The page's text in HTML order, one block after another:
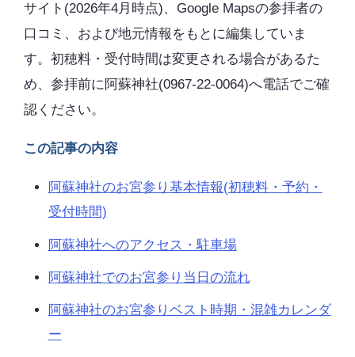
サイト(2026年4月時点)、Google Mapsの参拝者の
口コミ、および地元情報をもとに編集していま
す。初穂料・受付時間は変更される場合があるた
め、参拝前に阿蘇神社(0967-22-0064)へ電話でご確
認ください。
この記事の内容
阿蘇神社のお宮参り基本情報(初穂料・予約・
受付時間)
阿蘇神社へのアクセス・駐車場
阿蘇神社でのお宮参り当日の流れ
阿蘇神社のお宮参りベスト時期・混雑カレンダ
ー